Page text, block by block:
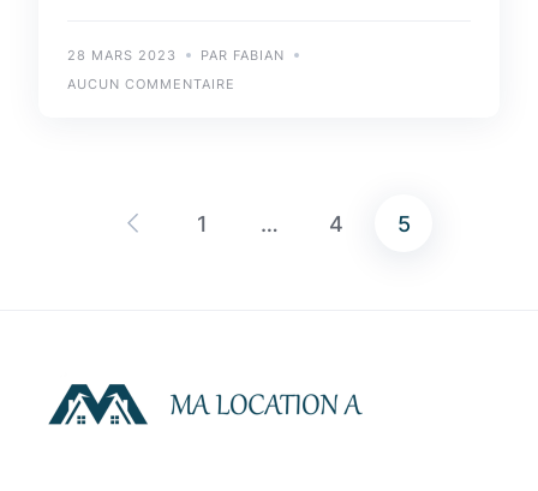
28 MARS 2023
PAR FABIAN
AUCUN COMMENTAIRE
Pagination
1 … 4 5